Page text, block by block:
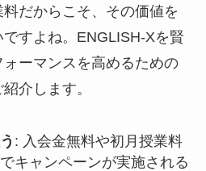
だからこそ、その価値を
すよね。ENGLISH-Xを賢
ーマンスを高めるための
介します。
: 入会金無料や初月授業料
キャンペーンが実施される